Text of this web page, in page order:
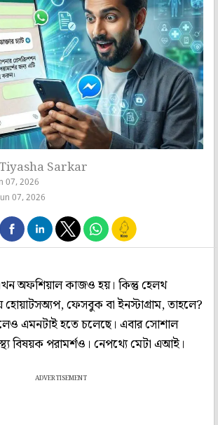
Sarkar
07, 2026
07, 2026
অফশিয়াল কাজও হয়। কিন্তু হেলথ
হোয়াটসঅ্যপ, ফেসবুক বা ইনস্টাগ্রাম, তাহলে?
এমনটাই হতে চলেছে। এবার সোশাল
বিষয়ক পরামর্শও। নেপথ্যে মেটা এআই।
ADVERTISEMENT